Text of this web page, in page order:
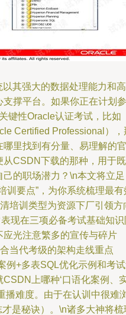
其强大的数据处理能力和高
撑平台。如果你正在计划参
键性Oracle认证考试，比如
Certified Professional），
里找到有分量、易理解的官
CSDN下载的那种，用于既
的职场潜力？\n本文将立足
训要点”，为你系统梳理最有
培训类型为资源下厂引领方
现在三项必备考试基础知识
光注意繁多的宣传与碎片
当代考级的架构走线重点
例+多表SQL优化示例和考
上哪种‘口语化案例、
播难度。由于在认训中很难
是秘诀）。\n诸多大神将梳